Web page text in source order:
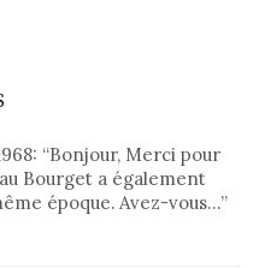
: “Bonjour, Merci pour
Bourget a également
époque. Avez-vous…”